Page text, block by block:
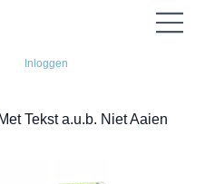
Inloggen
Tekst a.u.b. Niet Aaien